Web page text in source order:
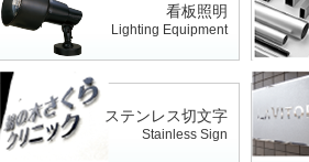
看板照明
Lighting Equipment
ステンレス切文字
Stainless Sign